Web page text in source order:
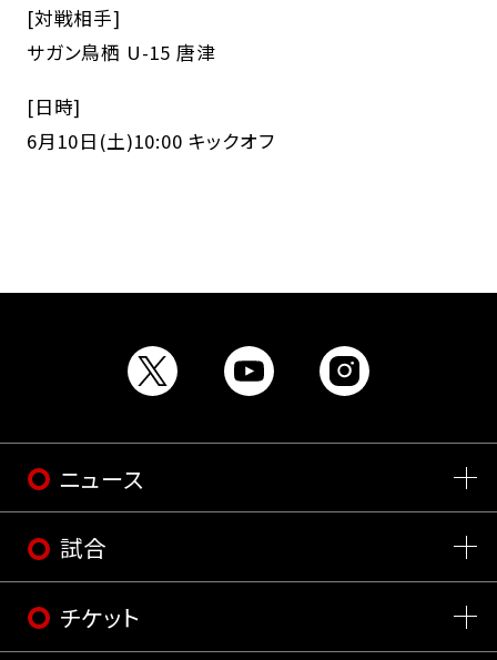
[対戦相手]
サガン鳥栖 U-15 唐津
[日時]
6月10日(土)10:00 キックオフ
ニュース
試合
チケット